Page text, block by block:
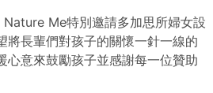
Me特別邀請多加思所婦女設
將長輩們對孩子的關懷一針一線的
心意來鼓勵孩子並感謝每一位贊助